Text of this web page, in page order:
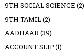
9TH SOCIAL SCIENCE (2)
9TH TAMIL(2)
AADHAAR(39)
ACCOUNT SLIP (1)